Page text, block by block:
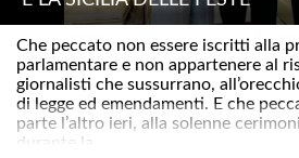
Che peccato non essere iscritti alla
parlamentare e non appartenere al
giornalisti che sussurrano,
di legge ed emendamenti. E che
parte l’altro ieri, alla solenne
durante la ..